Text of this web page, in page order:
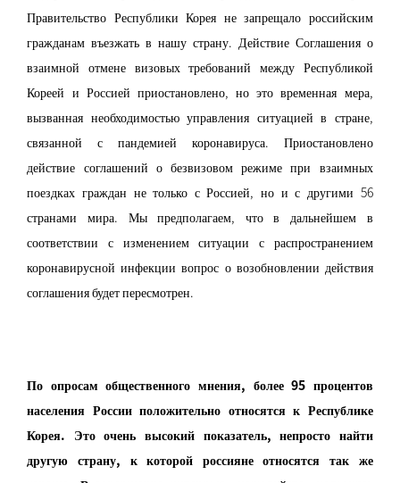
Правительство Республики Корея не запрещало российским
гражданам въезжать в нашу страну. Действие Соглашения о
взаимной отмене визовых требований между Республикой
Кореей и Россией приостановлено, но это временная мера,
вызванная необходимостью управления ситуацией в стране,
связанной с пандемией коронавируса. Приостановлено
действие соглашений о безвизовом режиме при взаимных
поездках граждан не только с Россией, но и с другими 56
странами мира. Мы предполагаем, что в дальнейшем в
соответствии с изменением ситуации с распространением
коронавирусной инфекции вопрос о возобновлении действия
соглашения будет пересмотрен.
По опросам общественного мнения, более 95 процентов
населения России положительно относятся к Республике
Корея. Это очень высокий показатель, непросто найти
другую страну, к которой россияне относятся так же